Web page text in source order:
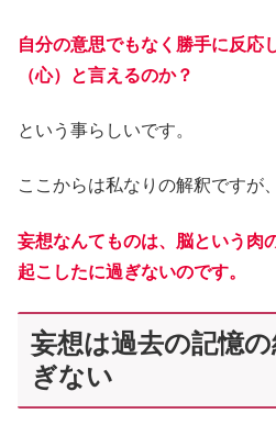
自分の意思でもなく勝手に反応
（心）と言えるのか？
という事らしいです。
ここからは私なりの解釈ですが
妄想なんてものは、脳という肉
起こしたに過ぎないのです。
妄想は過去の記憶
ぎない